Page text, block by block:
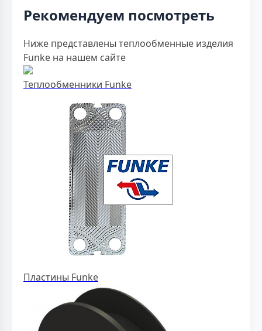
Рекомендуем посмотреть
Ниже представлены теплообменные изделия
Funke на нашем сайте
Теплообменники Funke
Пластины Funke